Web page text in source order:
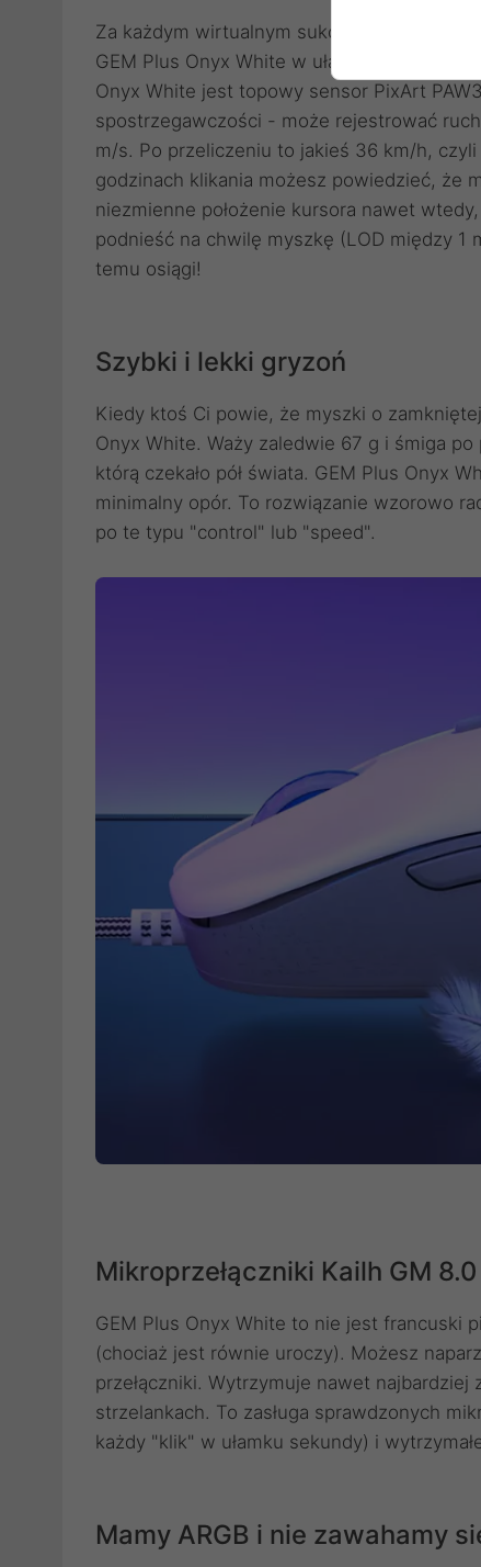
Za każdym wirtualnym sukcesem stoi
GEM Plus Onyx White w ułamku sekundy
Onyx White jest topowy sensor PixArt
spostrzegawczości - może rejestrować
m/s. Po przeliczeniu to jakieś 36 km/h,
godzinach klikania możesz powiedzieć, że
niezmienne położenie kursora nawet
podnieść na chwilę myszkę (LOD między 1
temu osiągi!
Szybki i lekki gryzoń
Kiedy ktoś Ci powie, że myszki o
Onyx White. Waży zaledwie 67 g i śmiga
którą czekało pół świata. GEM Plus Onyx
minimalny opór. To rozwiązanie wzorowo
po te typu "control" lub "speed".
Mikroprzełączniki Kailh GM 8.0
GEM Plus Onyx White to nie jest francuski
(chociaż jest równie uroczy). Możesz
przełączniki. Wytrzymuje nawet
strzelankach. To zasługa sprawdzonych
każdy "klik" w ułamku sekundy) i
Mamy ARGB i nie zawahamy